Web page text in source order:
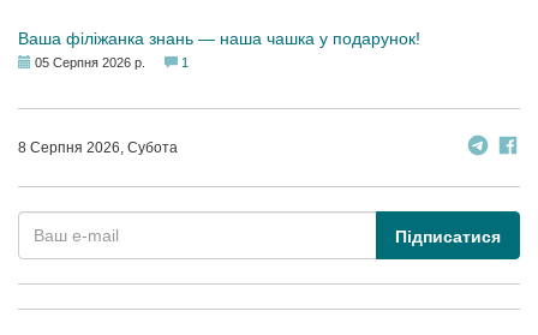
Ваша філіжанка знань — наша чашка у подарунок!
05 Серпня 2026 р. 1
8 Серпня 2026, Субота
Підписатися